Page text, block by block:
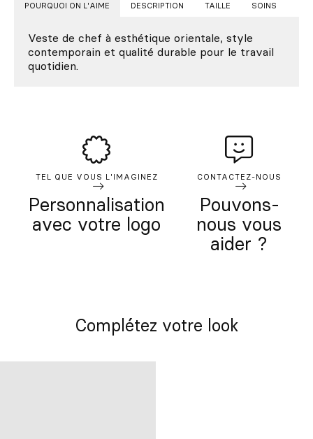
POURQUOI ON L'AIME DESCRIPTION TAILLE SOINS
Veste de chef à esthétique orientale, style
contemporain et qualité durable pour le travail
quotidien.
TEL QUE VOUS L'IMAGINEZ
Personnalisation
avec votre logo
CONTACTEZ-NOUS
Pouvons-
nous vous
aider ?
Complétez votre look